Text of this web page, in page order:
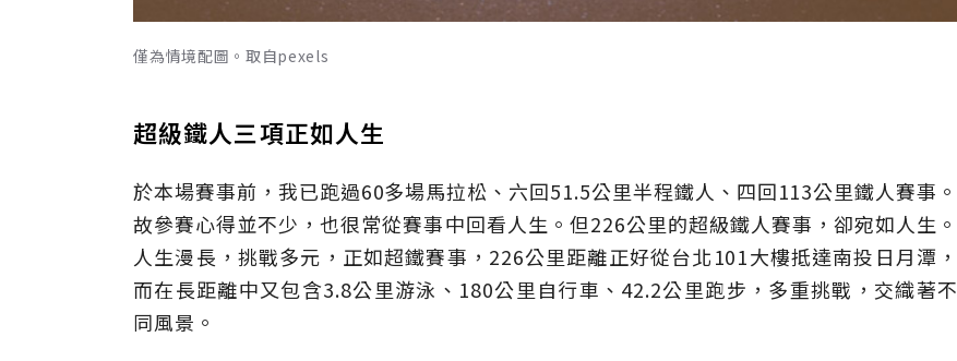
僅為情境配圖。取自pexels
超級鐵人三項正如人生
於本場賽事前，我已跑過60多場馬拉松、六回51.5公里半程鐵人、四回113公里鐵人賽事。
故參賽心得並不少，也很常從賽事中回看人生。但226公里的超級鐵人賽事，卻宛如人生。
人生漫長，挑戰多元，正如超鐵賽事，226公里距離正好從台北101大樓抵達南投日月潭，
而在長距離中又包含3.8公里游泳、180公里自行車、42.2公里跑步，多重挑戰，交織著不
同風景。